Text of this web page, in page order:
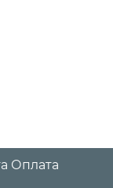
Оплата